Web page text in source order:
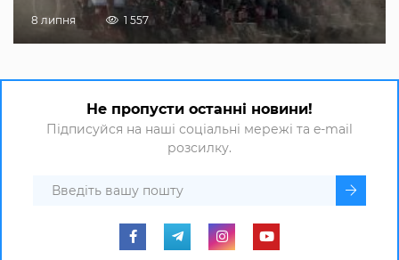
8 липня 1 557
Не пропусти останні новини!
Підписуйся на наші соціальні мережі та e-mail
розсилку.